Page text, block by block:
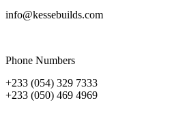
info@kessebuilds.com
Phone Numbers
+233 (054) 329 7333
+233 (050) 469 4969